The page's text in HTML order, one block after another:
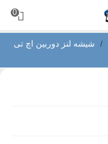
0
/
شیشه لنز دوربین اچ تی